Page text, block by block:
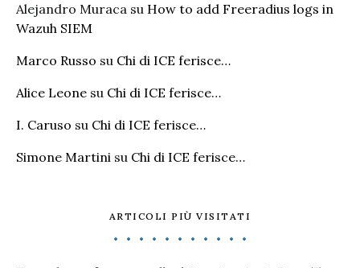
Alejandro Muraca su How to add Freeradius logs in
Wazuh SIEM
Marco Russo su Chi di ICE ferisce…
Alice Leone su Chi di ICE ferisce…
I. Caruso su Chi di ICE ferisce…
Simone Martini su Chi di ICE ferisce…
ARTICOLI PIÙ VISITATI